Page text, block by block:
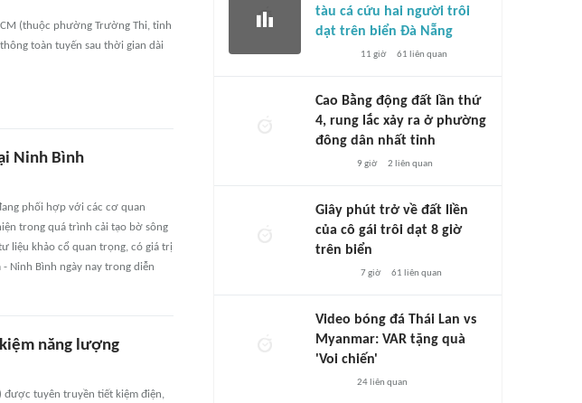
(thuộc phường Trường Thi, tỉnh
toàn tuyến sau thời gian dài
Ninh Bình
phối hợp với các cơ quan
trong quá trình cải tạo bờ sông
liệu khảo cổ quan trọng, có giá trị
Ninh Bình ngày nay trong diễn
năng lượng
được tuyên truyền tiết kiệm điện,
tàu cá cứu hai người trôi
dạt trên biển Đà Nẵng
11 giờ 61 liên quan
Cao Bằng động đất lần thứ
4, rung lắc xảy ra ở phường
đông dân nhất tỉnh
9 giờ 2 liên quan
Giây phút trở về đất liền
của cô gái trôi dạt 8 giờ
trên biển
7 giờ 61 liên quan
Video bóng đá Thái Lan vs
Myanmar: VAR tặng quà
'Voi chiến'
24liên quan